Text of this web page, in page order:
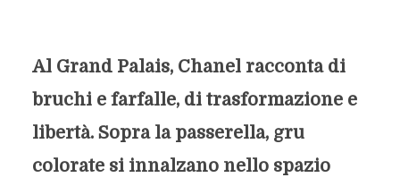
Al Grand Palais, Chanel racconta di
bruchi e farfalle, di trasformazione e
libertà. Sopra la passerella, gru
colorate si innalzano nello spazio